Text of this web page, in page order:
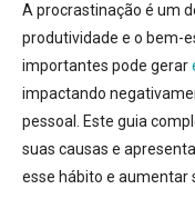
Aprocrastinação é um
produtividade e o bem-
importantes pode gerar
impactando
pessoal. Este guia
suas causas e
esse hábito e aumentar